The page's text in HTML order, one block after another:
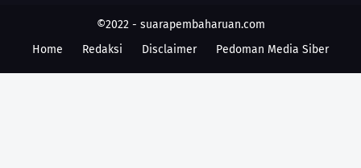
©2022 - suarapembaharuan.com
Home
Redaksi Disclaimer Pedoman Media Siber